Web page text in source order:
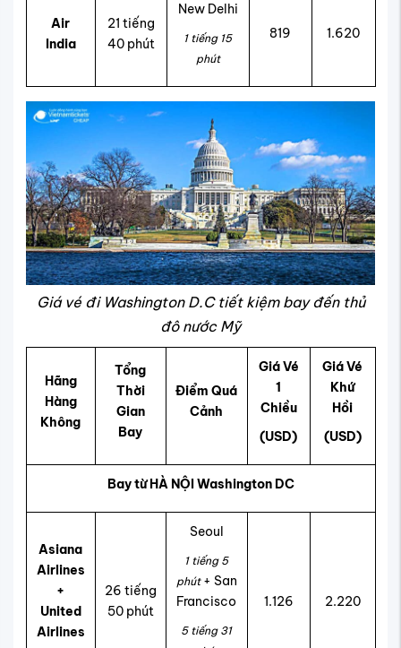
Air
India
21 tiếng
40 phút
New Delhi
1 tiếng 15
phút
819 1.620
Giá vé đi Washington D.C tiết kiệm bay đến thủ
đô nước Mỹ
Hãng
Hàng
Không
Tổng
Thời
Gian
Bay
Điểm Quá
Cảnh
Giá Vé
1
Chiều
(USD)
Giá Vé
Khứ
Hồi
(USD)
Bay từ HÀ NỘI Washington DC
Asiana
Airlines
+
United
Airlines
26 tiếng
50 phút
Seoul
1 tiếng 5
phút+ San
Francisco
5 tiếng 31
1.126 2.220